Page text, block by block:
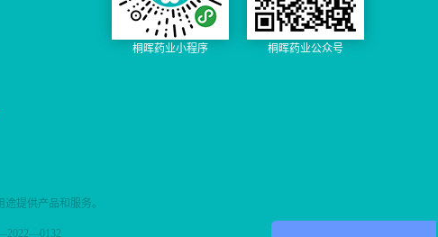
桐晖药业公众号
桐晖药业小程序
提供产品和服务。